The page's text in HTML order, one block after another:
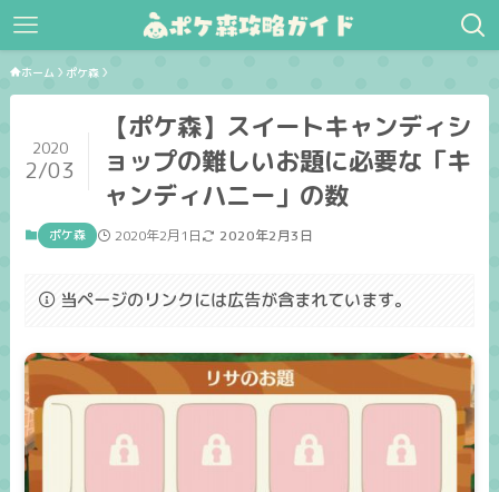
ホーム ポケ森
【ポケ森】スイートキャンディシ
ョップの難しいお題に必要な「キ
ャンディハニー」の数
2020
2/03
ポケ森 2020年2月1日 2020年2月3日
当ページのリンクには広告が含まれています。